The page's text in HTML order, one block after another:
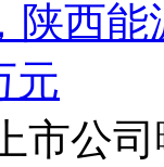
市公